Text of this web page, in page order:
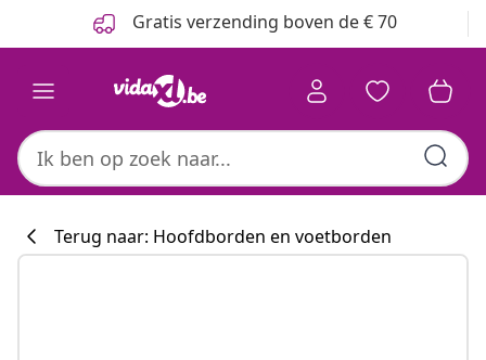
Gratis verzending boven de € 70
Terug naar: Hoofdborden en voetborden